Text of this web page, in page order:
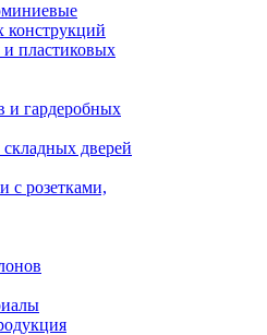
конструкций
пластиковых
и гардеробных
дверей
с розетками,